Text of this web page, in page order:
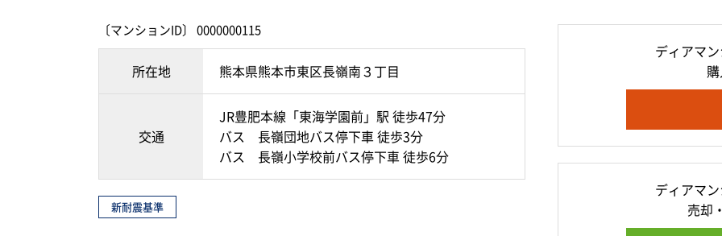
〔マンションID〕 0000000115
所在地 熊本県熊本市東区長嶺南３丁目
交通
JR豊肥本線「東海学園前」駅 徒歩47分
バス 長嶺団地バス停下車 徒歩3分
バス 長嶺小学校前バス停下車 徒歩6分
新耐震基準
ディアマ
ディアマ
売却